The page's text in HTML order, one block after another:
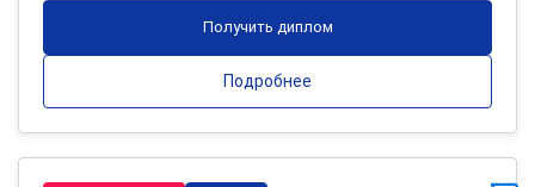
Получить диплом
Подробнее